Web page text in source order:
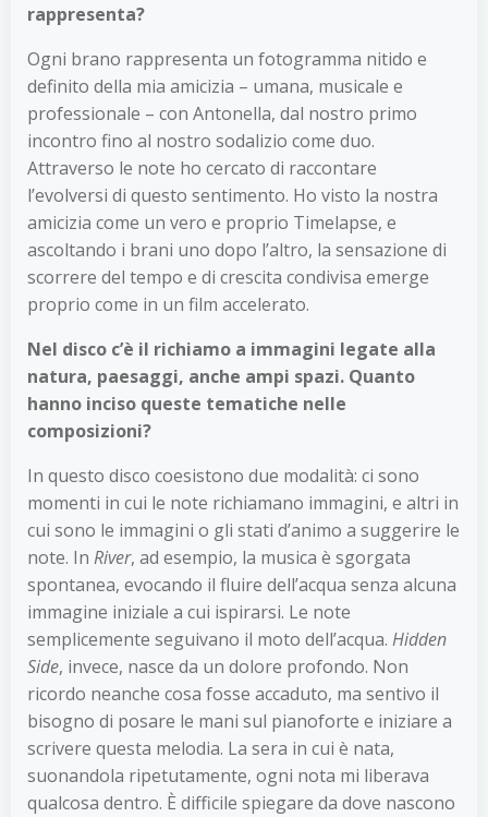
rappresenta?
Ogni brano rappresenta un fotogramma nitido e
definito della mia amicizia – umana, musicale e
professionale – con Antonella, dal nostro primo
incontro fino al nostro sodalizio come duo.
Attraverso le note ho cercato di raccontare
l’evolversi di questo sentimento. Ho visto la nostra
amicizia come un vero e proprio Timelapse, e
ascoltando i brani uno dopo l’altro, la sensazione di
scorrere del tempo e di crescita condivisa emerge
proprio come in un film accelerato.
Nel disco c’è il richiamo a immagini legate alla
natura, paesaggi, anche ampi spazi. Quanto
hanno inciso queste tematiche nelle
composizioni?
In questo disco coesistono due modalità: ci sono
momenti in cui le note richiamano immagini, e altri in
cui sono le immagini o gli stati d’animo a suggerire le
note. In River, ad esempio, la musica è sgorgata
spontanea, evocando il fluire dell’acqua senza alcuna
immagine iniziale a cui ispirarsi. Le note
semplicemente seguivano il moto dell’acqua. Hidden
Side, invece, nasce da un dolore profondo. Non
ricordo neanche cosa fosse accaduto, ma sentivo il
bisogno di posare le mani sul pianoforte e iniziare a
scrivere questa melodia. La sera in cui è nata,
suonandola ripetutamente, ogni nota mi liberava
qualcosa dentro. È difficile spiegare da dove nascono